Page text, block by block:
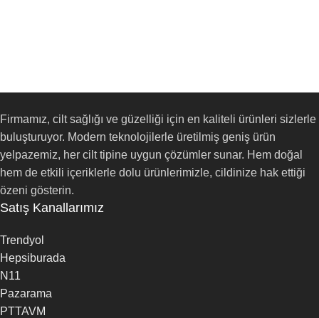
Firmamız, cilt sağlığı ve güzelliği için en kaliteli ürünleri sizlerle
buluşturuyor. Modern teknolojilerle üretilmiş geniş ürün
yelpazemiz, her cilt tipine uygun çözümler sunar. Hem doğal
hem de etkili içeriklerle dolu ürünlerimizle, cildinize hak ettiği
özeni gösterin.
Satış Kanallarımız
Trendyol
Hepsiburada
N11
Pazarama
PTTAVM